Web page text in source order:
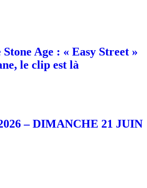
Stone Age : « Easy Street »
le clip est là
– DIMANCHE 21 JUIN